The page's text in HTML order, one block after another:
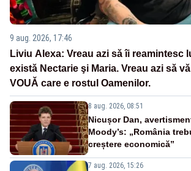
9 aug. 2026, 17:46
Liviu Alexa: Vreau azi sǎ îi reamintesc
existǎ Nectarie şi Maria. Vreau azi sǎ
VOUǍ care e rostul Oamenilor.
8 aug. 2026, 08:51
Nicușor Dan,
Moody’s: „România
creștere economică”
7 aug. 2026, 15:26